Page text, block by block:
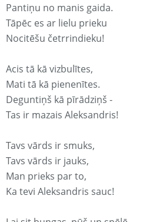
Pantiņu no manis gaida.
Tāpēc es ar lielu prieku
Nocitēšu četrrindieku!
Acis tā kā vizbulītes,
Mati tā kā pienenītes.
Deguntiņš kā pīrādziņš -
Tas ir mazais Aleksandris!
Tavs vārds ir smuks,
Tavs vārds ir jauks,
Man prieks par to,
Ka tevi Aleksandris sauc!